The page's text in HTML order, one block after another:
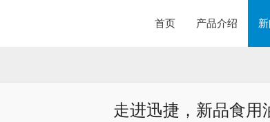
首页 产品介绍
走进迅捷，新品食用